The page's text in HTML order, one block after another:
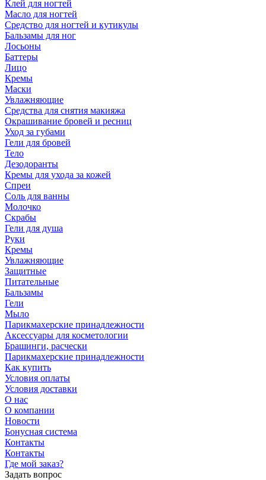
Клей для ногтей
Масло для ногтей
Средство для ногтей и кутикулы
Бальзамы для ног
Лосьоны
Баттеры
Лицо
Кремы
Маски
Увлажняющие
Средства для снятия макияжа
Окрашивание бровей и ресниц
Уход за губами
Гели для бровей
Тело
Дезодоранты
Кремы для ухода за кожей
Спреи
Соль для ванны
Молочко
Скрабы
Гели для душа
Руки
Кремы
Увлажняющие
Защитные
Питательные
Бальзамы
Гели
Мыло
Парикмахерские принадлежности
Аксессуары для косметологии
Брашинги, расчески
Парикмахерские принадлежности
Как купить
Условия оплаты
Условия доставки
О нас
О компании
Новости
Бонусная система
Контакты
Контакты
Где мой заказ?
Задать вопрос